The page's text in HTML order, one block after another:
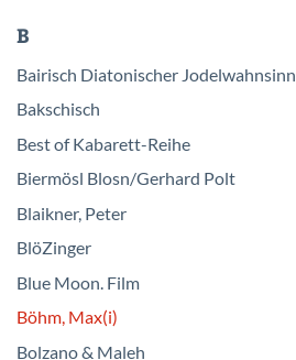
B
Bairisch Diatonischer Jodelwahnsinn
Bakschisch
Best of Kabarett-Reihe
Biermösl Blosn/Gerhard Polt
Blaikner, Peter
BlöZinger
Blue Moon. Film
Böhm, Max(i)
Bolzano & Maleh